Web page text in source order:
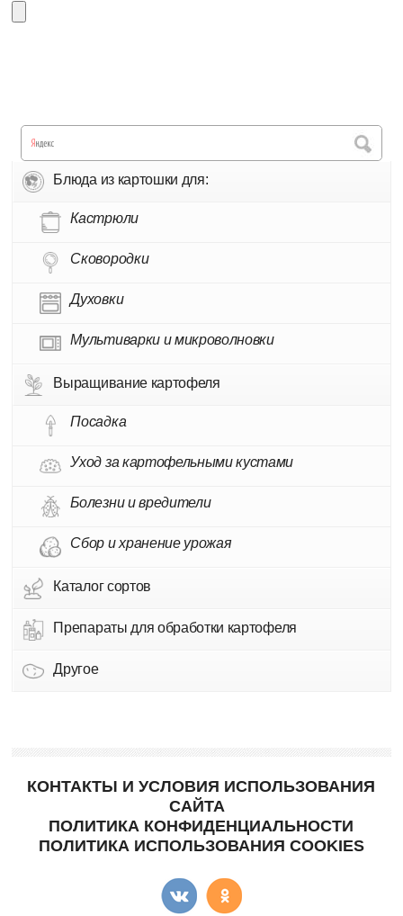
Блюда из картошки для:
Кастрюли
Сковородки
Духовки
Мультиварки и микроволновки
Выращивание картофеля
Посадка
Уход за картофельными кустами
Болезни и вредители
Сбор и хранение урожая
Каталог сортов
Препараты для обработки картофеля
Другое
КОНТАКТЫ И УСЛОВИЯ ИСПОЛЬЗОВАНИЯ
САЙТА
ПОЛИТИКА КОНФИДЕНЦИАЛЬНОСТИ
ПОЛИТИКА ИСПОЛЬЗОВАНИЯ COOKIES